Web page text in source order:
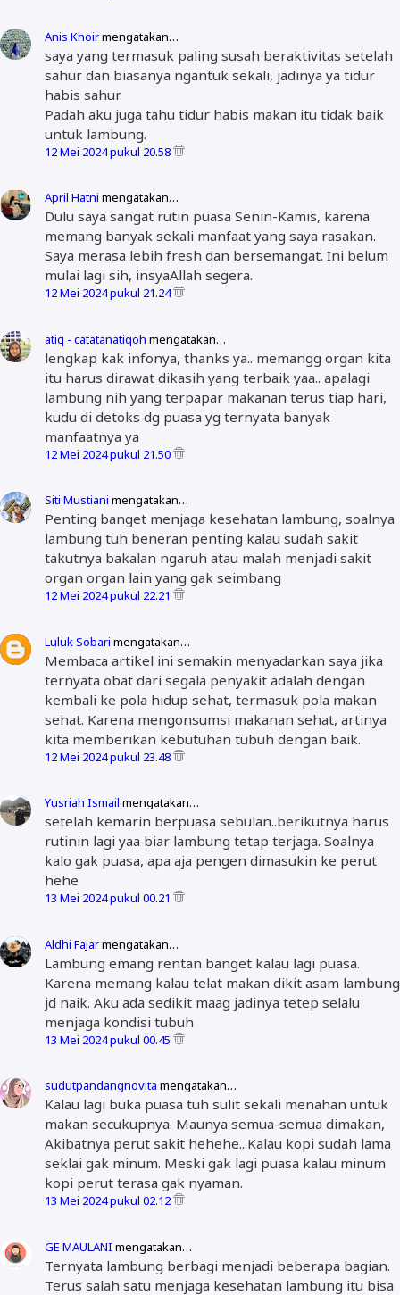
Anis Khoirmengatakan…
saya yang termasuk paling susah beraktivitas setelah
sahur dan biasanya ngantuk sekali, jadinya ya tidur
habis sahur.
Padah aku juga tahu tidur habis makan itu tidak baik
untuk lambung.
12 Mei 2024 pukul 20.58
April Hatni mengatakan…
Dulu saya sangat rutin puasa Senin-Kamis, karena
memang banyak sekali manfaat yang saya rasakan.
Saya merasa lebih fresh dan bersemangat. Ini belum
mulai lagi sih, insyaAllah segera.
12 Mei 2024 pukul 21.24
atiq - catatanatiqoh mengatakan…
lengkap kak infonya, thanks ya.. memangg organ kita
itu harus dirawat dikasih yang terbaik yaa.. apalagi
lambung nih yang terpapar makanan terus tiap hari,
kudu di detoks dg puasa yg ternyata banyak
manfaatnya ya
12 Mei 2024 pukul 21.50
Siti Mustiani mengatakan…
Penting banget menjaga kesehatan lambung, soalnya
lambung tuh beneran penting kalau sudah sakit
takutnya bakalan ngaruh atau malah menjadi sakit
organ organ lain yang gak seimbang
12 Mei 2024 pukul 22.21
Luluk Sobari mengatakan…
Membaca artikel ini semakin menyadarkan saya jika
ternyata obat dari segala penyakit adalah dengan
kembali ke pola hidup sehat, termasuk pola makan
sehat. Karena mengonsumsi makanan sehat, artinya
kita memberikan kebutuhan tubuh dengan baik.
12 Mei 2024 pukul 23.48
Yusriah Ismail mengatakan…
setelah kemarin berpuasa sebulan..berikutnya harus
rutinin lagi yaa biar lambung tetap terjaga. Soalnya
kalo gak puasa, apa aja pengen dimasukin ke perut
hehe
13 Mei 2024 pukul 00.21
Aldhi Fajarmengatakan…
Lambung emang rentan banget kalau lagi puasa.
Karena memang kalau telat makan dikit asam lambung
jd naik. Aku ada sedikit maag jadinya tetep selalu
menjaga kondisi tubuh
13 Mei 2024 pukul 00.45
sudutpandangnovita mengatakan…
Kalau lagi buka puasa tuh sulit sekali menahan untuk
makan secukupnya. Maunya semua-semua dimakan,
Akibatnya perut sakit hehehe...Kalau kopi sudah lama
seklai gak minum. Meski gak lagi puasa kalau minum
kopi perut terasa gak nyaman.
13 Mei 2024 pukul 02.12
GE MAULANI mengatakan…
Ternyata lambung berbagi menjadi beberapa bagian.
Terus salah satu menjaga kesehatan lambung itu bisa